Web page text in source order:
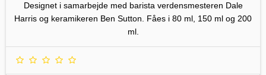
Designet i samarbejde med barista verdensmesteren Dale
Harris og keramikeren Ben Sutton. Fåes i 80 ml, 150 ml og 200
ml.